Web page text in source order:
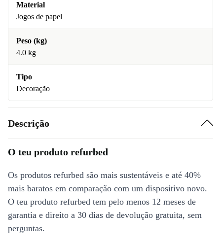
Material
Jogos de papel
Peso (kg)
4.0 kg
Tipo
Decoração
Descrição
O teu produto refurbed
Os produtos refurbed são mais sustentáveis e até 40%
mais baratos em comparação com um dispositivo novo.
O teu produto refurbed tem pelo menos 12 meses de
garantia e direito a 30 dias de devolução gratuita, sem
perguntas.